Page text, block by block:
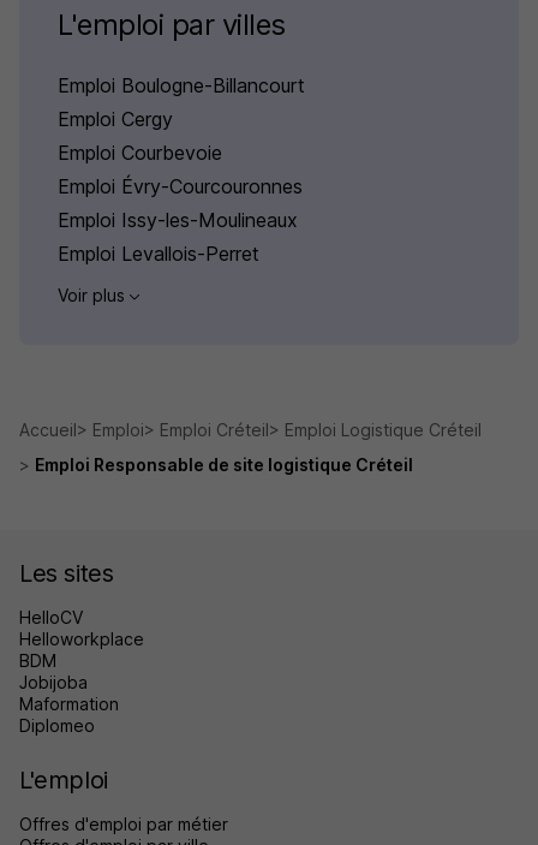
L'emploi par villes
Emploi Boulogne-Billancourt
Emploi Cergy
Emploi Courbevoie
Emploi Évry-Courcouronnes
Emploi Issy-les-Moulineaux
Emploi Levallois-Perret
Voir plus
Accueil Emploi Emploi Créteil
Emploi Logistique Créteil
Emploi Responsable de site logistique Créteil
Les sites
HelloCV
Helloworkplace
BDM
Jobijoba
Maformation
Diplomeo
L'emploi
Offres d'emploi par métier